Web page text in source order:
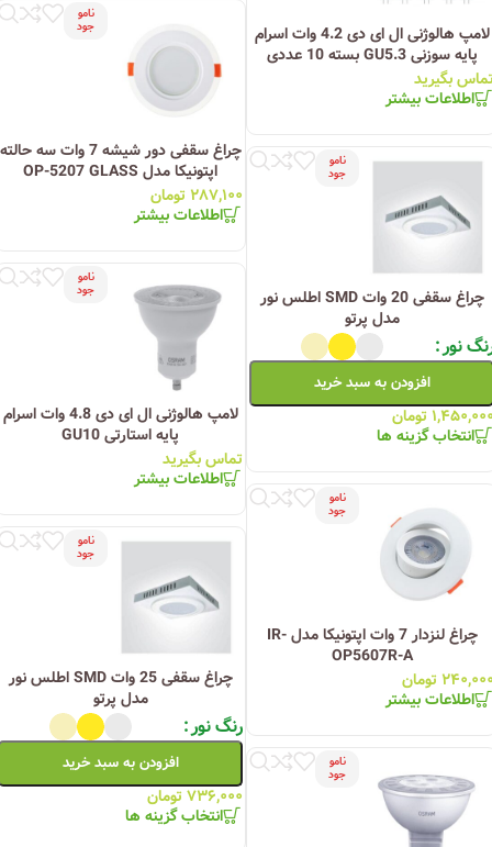
لامپ هالوژنی ال ای دی 4.2 وات اسرام
پایه سوزنی GU5.3 بسته 10 عددی
بگیرید
اطلاعات بیشتر
نامو
جود
چراغ سقفی دور شیشه 7 وات سه حالته
اپتونیکا مدل OP-5207 GLASS
۲۸۷,۱۰۰ تومان
اطلاعات بیشتر
نامو
جود
چراغ سقفی 20 وات SMD اطلس نور
مدل پرتو
نور
افزودن به سبد خرید
تومان
انتخاب گزینه ها
نامو
جود
لامپ هالوژنی ال ای دی 4.8 وات اسرام
پایه استارتی GU10
تماس بگیرید
اطلاعات بیشتر
نامو
جود
چراغ لنزدار 7 وات اپتونیکا مدل IR-
OP5607R-A
تومان
اطلاعات بیشتر
نامو
جود
چراغ سقفی 25 وات SMD اطلس نور
مدل پرتو
رنگ نور
افزودن به سبد خرید
۷۳۶,۰۰۰تومان
انتخاب گزینه ها
نامو
جود